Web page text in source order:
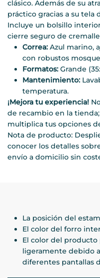
clásico. Además de su
práctico gracias a su tela
Incluye un bolsillo
cierre seguro de
Correa: Azul marino,
con robustos
Formatos: Grande
Mantenimiento:
temperatura.
¡Mejora tu experiencia!
de recambio en la
multiplica tus opciones
Nota de producto:
conocer los detalles
envío a domicilio sin
La posición del
El color del forro
El color del
ligeramente debido
diferentes pantallas